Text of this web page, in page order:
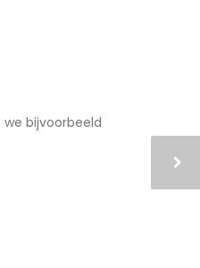
bijvoorbeeld